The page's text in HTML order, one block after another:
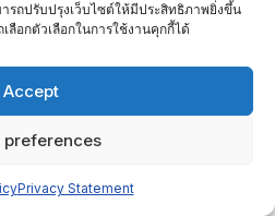
รถปรับปรุงเว็บไซต์ให้มีประสิทธิภาพยิ่งขึ้น
ลือกตัวเลือกในการใช้งานคุกกี้ได้
Accept
preferences
Privacy Statement